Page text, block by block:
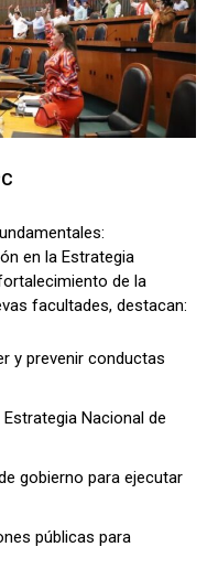
en la Estrategia
de la
facultades, destacan:
y prevenir conductas
Nacional de
gobierno para ejecutar
públicas para